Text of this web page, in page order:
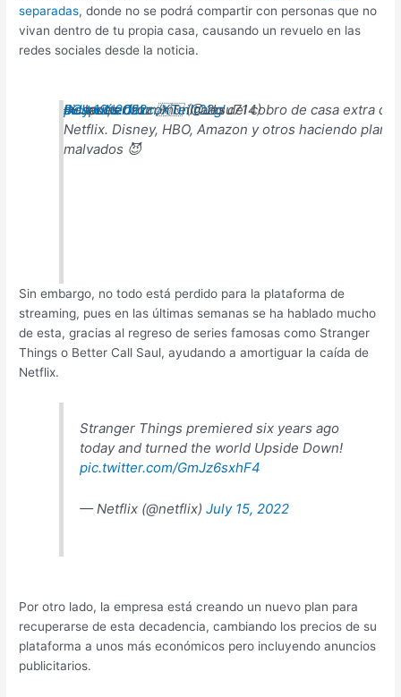
separadas, donde no se podrá compartir con personas que no
vivan dentro de tu propia casa, causando un revuelo en las
redes sociales desde la noticia.
Después del comunicado del cobro de casa extra de
Netflix. Disney, HBO, Amazon y otros haciendo
malvados 😈
#ChauNetflix
pic.twitter.com/XTeiIt02gl
— Jesus Cruz 🇦🇷 (@Jesu714)
July 19, 2022
Sin embargo, no todo está perdido para la plataforma de
streaming, pues en las últimas semanas se ha hablado mucho
de esta, gracias al regreso de series famosas como Stranger
Things o Better Call Saul, ayudando a amortiguar la caída de
Netflix.
Stranger Things premiered six years ago
today and turned the world Upside Down!
pic.twitter.com/GmJz6sxhF4
— Netflix (@netflix)July 15, 2022
Por otro lado, la empresa está creando un nuevo plan para
recuperarse de esta decadencia, cambiando los precios de su
plataforma a unos más económicos pero incluyendo anuncios
publicitarios.